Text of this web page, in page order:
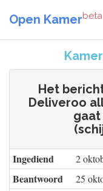
Open Kamerbeta
Het
Deliveroo
Ingediend 2
Beantwoord 25